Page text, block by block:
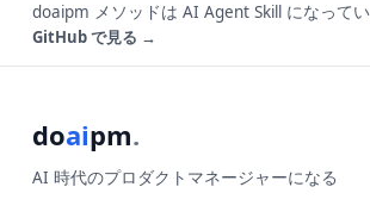
doaipm メソッドは AI Agent Skill になって
GitHub で見る →
doaipm.
AI 時代のプロダクトマネージャーになる